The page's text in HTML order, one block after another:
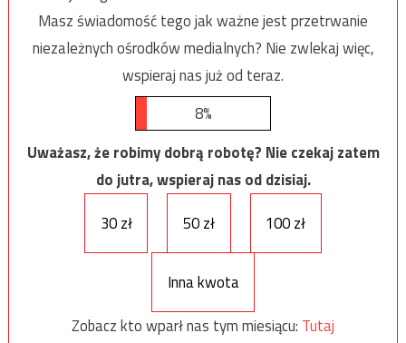
Masz świadomość tego jak ważne jest przetrwanie
niezależnych ośrodków medialnych? Nie zwlekaj więc,
wspieraj nas już od teraz.
8%
Uważasz, że robimy dobrą robotę? Nie czekaj zatem
do jutra, wspieraj nas od dzisiaj.
30 zł
50 zł 100 zł
Inna kwota
Zobacz kto wparł nas tym miesiącu: Tutaj